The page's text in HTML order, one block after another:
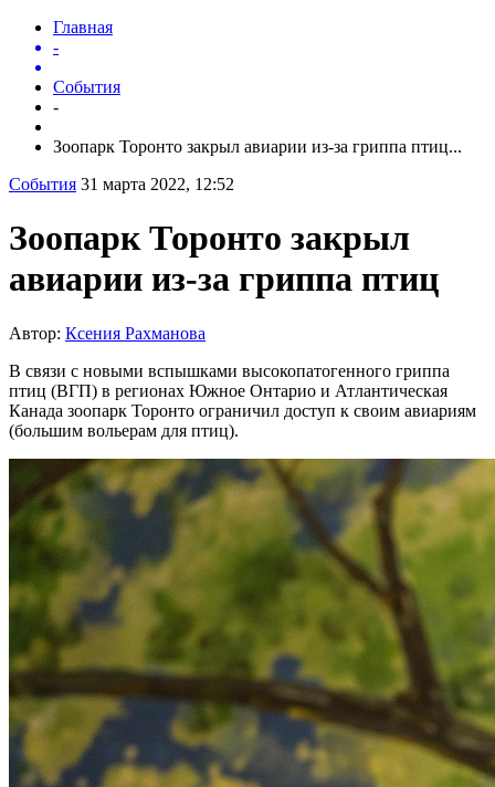
Главная
-
События
-
Зоопарк Торонто закрыл авиарии из-за гриппа птиц...
События 31 марта 2022, 12:52
Зоопарк Торонто закрыл
авиарии из-за гриппа птиц
Автор: Ксения Рахманова
В связи с новыми вспышками высокопатогенного гриппа
птиц (ВГП) в регионах Южное Онтарио и Атлантическая
Канада зоопарк Торонто ограничил доступ к своим авиариям
(большим вольерам для птиц).